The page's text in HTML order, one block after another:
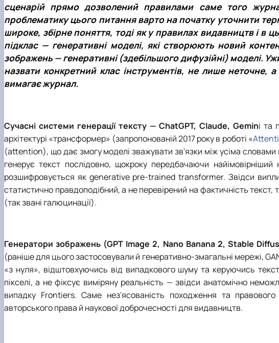
сценарій прямо дозволений правилами саме того
проблематику цього питання варто на початку уточнити
широке, збірне поняття, тоді як у правилах видавництв і в
підклас — генеративні моделі, які створюють новий
зображень —генеративні (здебільшого дифузійні) моделі.
назвати конкретний клас інструментів, не лише
вимагає журнал.
Сучасні системи генерації тексту — ChatGPT, Claude, Gemini та
архітектурі «трансформер» (запропонованій 2017 року в роботі «
(attention), що дає змогу моделі зважувати зв'язки між усіма
генерує текст послідовно, щокроку передбачаючи
розшифровується як generative pre-trained transformer. Звідси
статистично правдоподібний, а не перевірений на фактичність
(так звані галюцинації).
Генератори зображень (GPT Image 2, Nano Banana 2, Stable
(раніше для цього застосовували й генеративно-змагальні мережі,
«з нуля», відштовхуючись від випадкового шуму та керуючись
пікселі, а не фіксує виміряну реальність —звідси анатомічно
випадку Frontiers. Саме нез'ясованість походження та
авторського права й наукової доброчесності для видавництв.